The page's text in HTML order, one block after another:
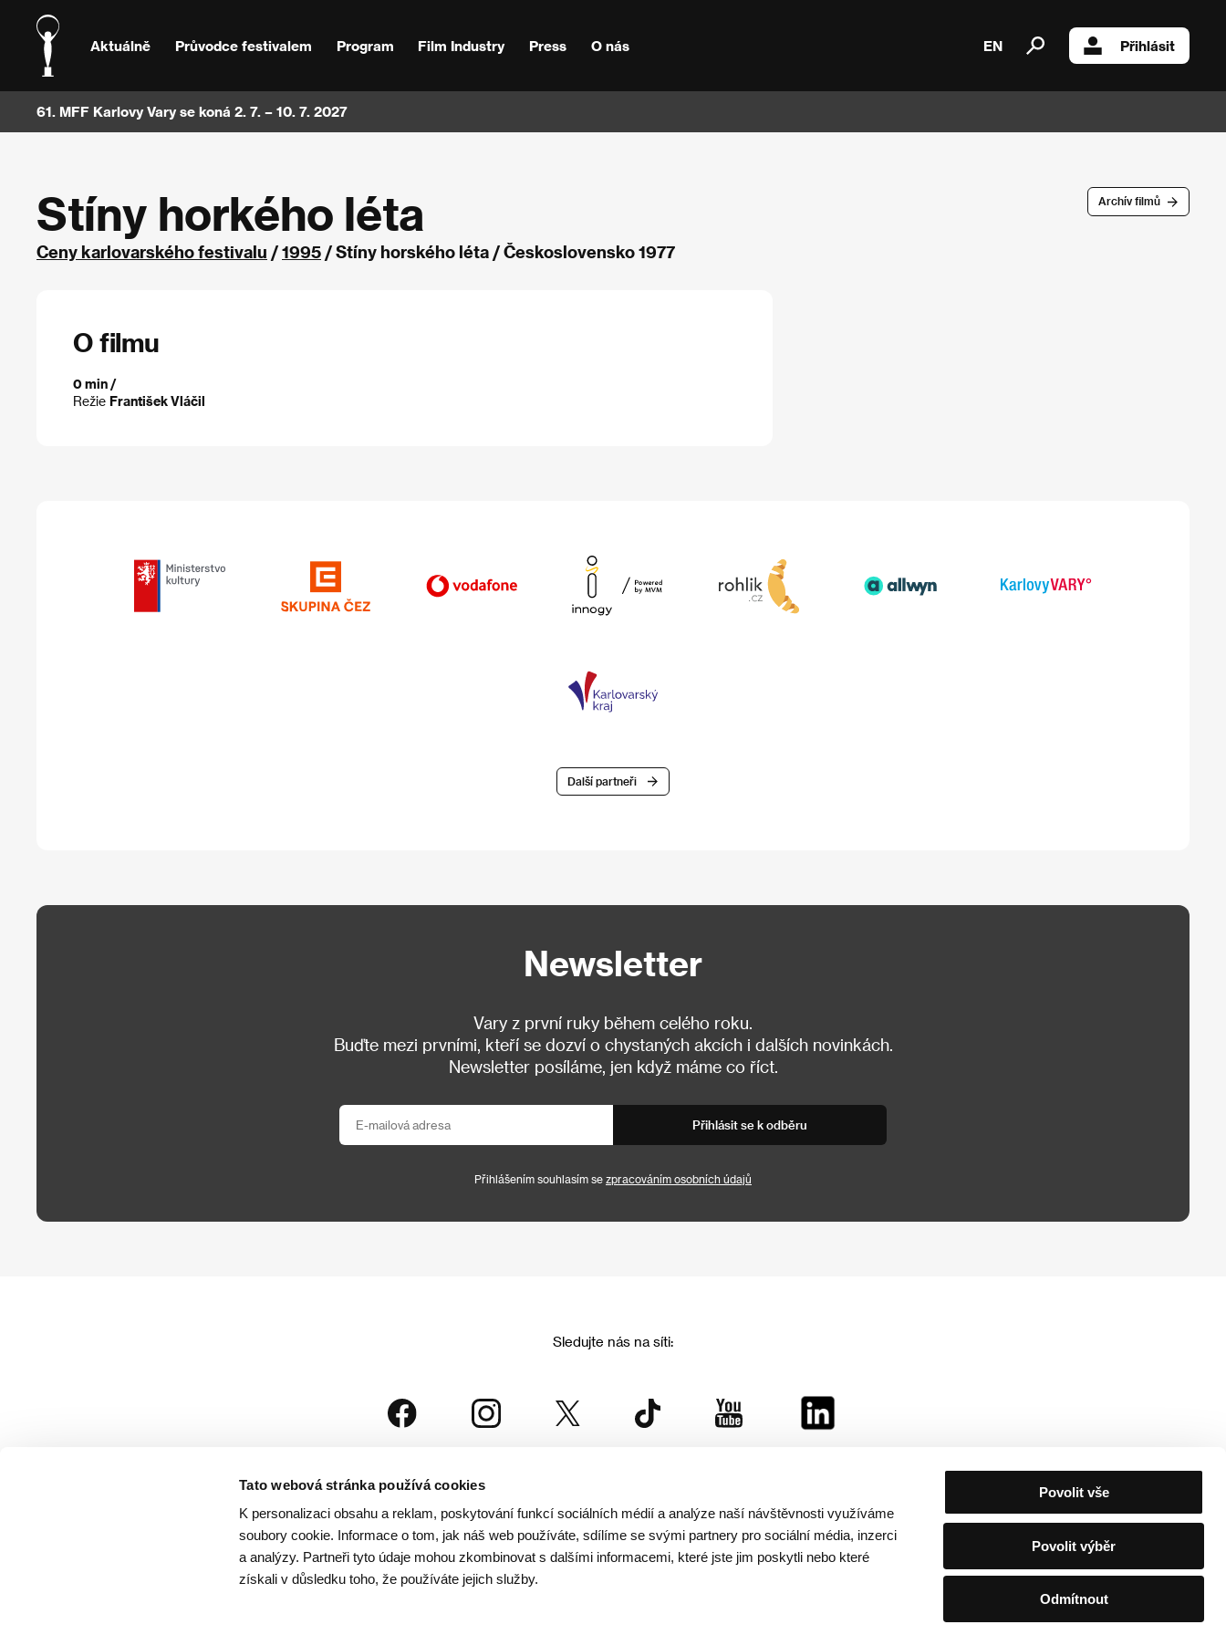
Tato webová stránka používá cookies
K personalizaci obsahu a reklam, poskytování funkcí sociálních médií a analýze naší návštěvnosti využíváme
soubory cookie. Informace o tom, jak náš web používáte, sdílíme se svými partnery pro sociální média, inzerci
a analýzy. Partneři tyto údaje mohou zkombinovat s dalšími informacemi, které jste jim poskytli nebo které
získali v důsledku toho, že používáte jejich služby.
Povolit vše
Povolit výběr
Odmítnout
Aktuálně Průvodce festivalem Program Film Industry Press O nás EN Přihlásit
61. MFF Karlovy Vary se koná 2. 7. – 10. 7. 2027
Archív filmů
Stíny horkého léta
Ceny karlovarského festivalu /1995 / Stíny horského léta / Československo 1977
O filmu
0 min /
Režie František Vláčil
Další partneři
Newsletter
Vary z první ruky během celého roku.
Buďte mezi prvními, kteří se dozví o chystaných akcích i dalších novinkách.
Newsletter posíláme, jen když máme co říct.
Přihlásit se k odběru
Přihlášením souhlasím se zpracováním osobních údajů
Sledujte nás na síti:
je součástí rodiny KVIFF Group, která zastřešuje i další projekty: